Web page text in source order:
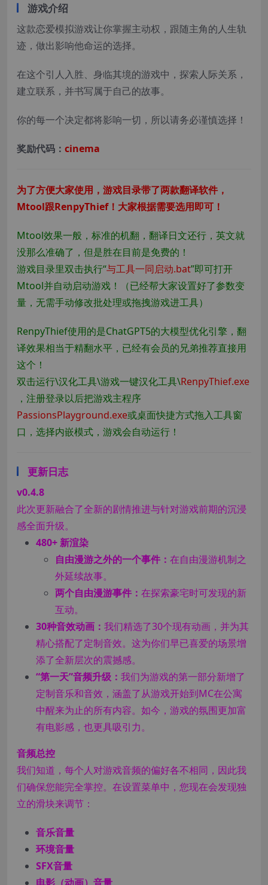
游戏介绍
这款恋爱模拟游戏让你掌握主动权，跟随主角的人生轨
迹，做出影响他命运的选择。
在这个引人入胜、身临其境的游戏中，探索人际关系，
建立联系，并书写属于自己的故事。
你的每一个决定都将影响一切，所以请务必谨慎选择！​
奖励代码： cinema
为了方便大家使用，游戏目录带了两款翻译软件，
Mtool跟RenpyThief！大家根据需要选用即可！
Mtool效果一般，标准的机翻，翻译日文还行，英文就
没那么准确了，但是胜在目前是免费的！
游戏目录里双击执行“与工具一同启动.bat”即可打开
Mtool并自动启动游戏！（已经帮大家设置好了参数变
量，无需手动修改批处理或拖拽游戏进工具）
RenpyThief使用的是ChatGPT5的大模型优化引擎，翻
译效果相当于精翻水平，已经有会员的兄弟推荐直接用
这个！
双击运行\汉化工具\游戏一键汉化工具\RenpyThief.exe
，注册登录以后把游戏主程序
PassionsPlayground.exe或桌面快捷方式拖入工具窗
口，选择内嵌模式，游戏会自动运行！
更新日志
v0.4.8
此次更新融合了全新的剧情推进与针对游戏前期的沉浸
感全面升级。
480+ 新渲染
自由漫游之外的一个事件： 在自由漫游机制之
外延续故事。
两个自由漫游事件： 在探索豪宅时可发现的新
互动。
30种音效动画： 我们精选了30个现有动画，并为其
精心搭配了定制音效。这为你们早已喜爱的场景增
添了全新层次的震撼感。
“第一天”音频升级： 我们为游戏的第一部分新增了
定制音乐和音效，涵盖了从游戏开始到MC在公寓
中醒来为止的所有内容。如今，游戏的氛围更加富
有电影感，也更具吸引力。
音频总控
我们知道，每个人对游戏音频的偏好各不相同，因此我
们确保您能完全掌控。在设置菜单中，您现在会发现独
立的滑块来调节：
音乐音量
环境音量
SFX音量